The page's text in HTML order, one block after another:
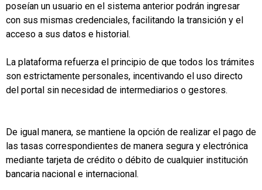
poseían un usuario en el sistema anterior podrán ingresar
con sus mismas credenciales, facilitando la transición y el
acceso a sus datos e historial.
La plataforma refuerza el principio de que todos los trámites
son estrictamente personales, incentivando el uso directo
del portal sin necesidad de intermediarios o gestores.
De igual manera, se mantiene la opción de realizar el pago de
las tasas correspondientes de manera segura y electrónica
mediante tarjeta de crédito o débito de cualquier institución
bancaria nacional e internacional.